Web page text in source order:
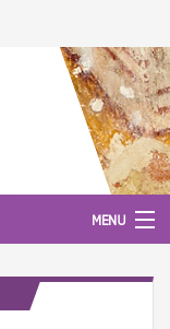
MENU